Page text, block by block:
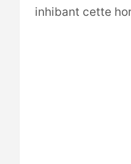
inhibant cette